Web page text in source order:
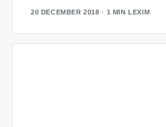
20 DECEMBER 2018 · 1 MIN LEXIM